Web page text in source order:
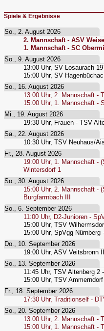
Spiele & Ergebnisse
So., 2. August 2026
2. Mannschaft - ASV
1. Mannschaft - SC
So., 9. August 2026
13:00 Uhr, SV Losaurach
15:00 Uhr, SV
So., 16. August 2026
13:00 Uhr, 2. Mannschaft -
15:00 Uhr, 1. Mannschaft -
Mi., 19. August 2026
19:30 Uhr, Frauen - TSV
Sa., 22. August 2026
10:30 Uhr, TSV Neuhaus/
Fr., 28. August 2026
19:00 Uhr, 1. Mannschaft -
Wintersdorf 1
So., 30. August 2026
15:00 Uhr, 2. Mannschaft -
Burgfarrnbach III
So., 6. September 2026
11:00 Uhr, D2-Junioren -
15:00 Uhr, TSV
15:00 Uhr, SpVgg Nürnberg
Do., 10. September 2026
19:00 Uhr, ASV Veitsbronn
So., 13. September 2026
11:45 Uhr, TSV Altenberg 2
15:00 Uhr, TSV
Fr., 18. September 2026
17:30 Uhr, Traditionself -
So., 20. September 2026
13:00 Uhr, 2. Mannschaft -
15:00 Uhr, 1. Mannschaft -